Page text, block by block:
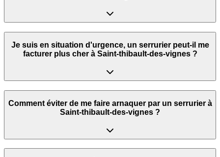
Je suis en situation d'urgence, un serrurier peut‑il me
facturer plus cher à Saint-thibault-des-vignes ?
Comment éviter de me faire arnaquer par un serrurier à
Saint-thibault-des-vignes ?